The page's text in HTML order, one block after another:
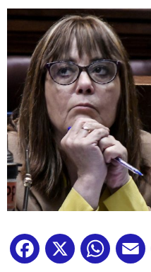
Facebook
X